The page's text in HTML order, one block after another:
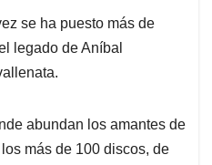
se ha puesto más de
legado de Aníbal
abundan los amantes de
más de 100 discos, de